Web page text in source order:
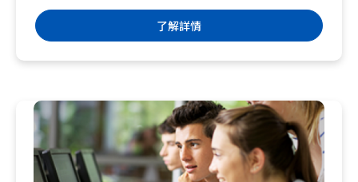
美國洛杉磯體驗豐富的娛樂跟學術之旅。...
了解詳情